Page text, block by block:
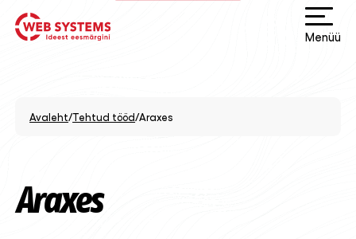
Menüü
Avaleht/Tehtud tööd/Araxes
Araxes